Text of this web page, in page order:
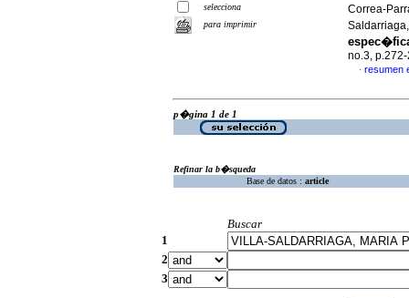
selecciona
para imprimir
Correa-
no.3,
· resumen
p�gina 1 de 1
Refinar la b�squeda
Base de datos : article
Buscar
1
2
3